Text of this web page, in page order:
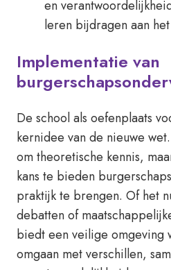
en
leren bijdragen aan
Implementatie van
De school als oefenplaats
kernidee van de nieuwe
om theoretische kennis,
kans te bieden
praktijk te brengen. Of het
debatten of
biedt een veilige omgeving
omgaan met verschillen,